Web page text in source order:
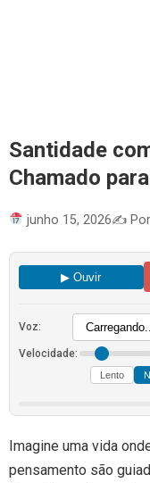
Santidade
Chamado
junho 15, 2026✍️ Por
▶ Ouvir
Voz:
Velocidade:
Lento
Imagine uma vida
pensamento são